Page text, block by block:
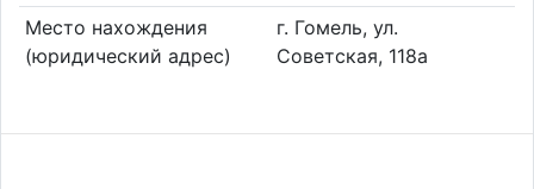
Место нахождения
(юридический адрес)
г. Гомель, ул.
Советская, 118а